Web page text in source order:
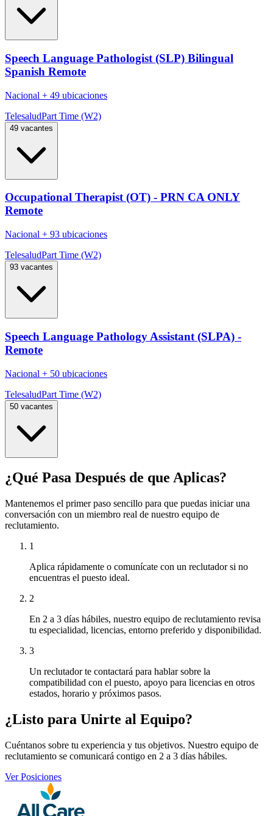
Speech Language Pathologist (SLP) Bilingual
Spanish Remote
Nacional + 49 ubicaciones
TelesaludPart Time (W2)
49 vacantes
Occupational Therapist (OT) - PRN CA ONLY
Remote
Nacional + 93 ubicaciones
TelesaludPart Time (W2)
93 vacantes
Speech Language Pathology Assistant (SLPA) -
Remote
Nacional + 50 ubicaciones
TelesaludPart Time (W2)
50 vacantes
¿Qué Pasa Después de que Aplicas?
Mantenemos el primer paso sencillo para que puedas iniciar una
conversación con un miembro real de nuestro equipo de
reclutamiento.
1
Aplica rápidamente o comunícate con un reclutador si no
encuentras el puesto ideal.
2
En 2 a 3 días hábiles, nuestro equipo de reclutamiento revisa
tu especialidad, licencias, entorno preferido y disponibilidad.
3
Un reclutador te contactará para hablar sobre la
compatibilidad con el puesto, apoyo para licencias en otros
estados, horario y próximos pasos.
¿Listo para Unirte al Equipo?
Cuéntanos sobre tu experiencia y tus objetivos. Nuestro equipo de
reclutamiento se comunicará contigo en 2 a 3 días hábiles.
Ver Posiciones